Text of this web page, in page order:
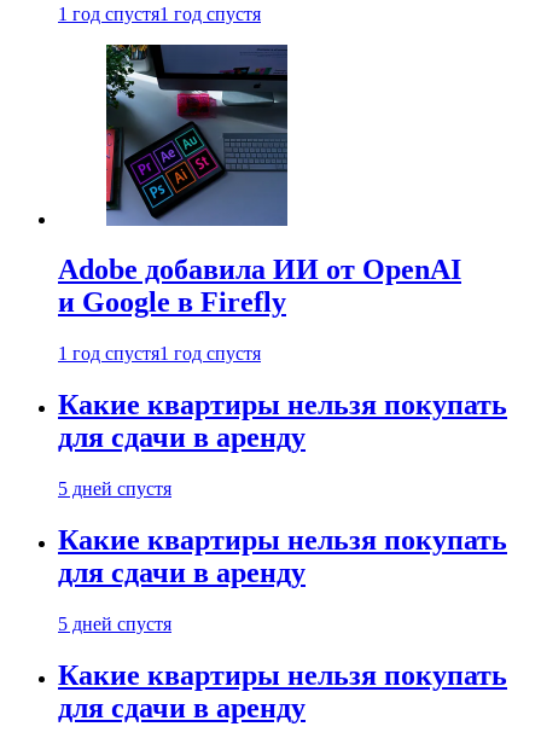
1 год спустя1 год спустя
Adobe добавила ИИ от OpenAI
и Google в Firefly
1 год спустя1 год спустя
Какие квартиры нельзя покупать
для сдачи в аренду
5 дней спустя
Какие квартиры нельзя покупать
для сдачи в аренду
5 дней спустя
Какие квартиры нельзя покупать
для сдачи в аренду